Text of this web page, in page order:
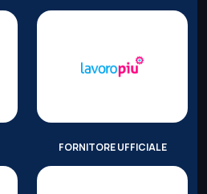
FORNITORE UFFICIALE